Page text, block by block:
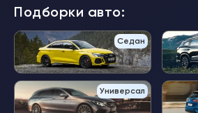
Подборки авто:
Седан
Универсал